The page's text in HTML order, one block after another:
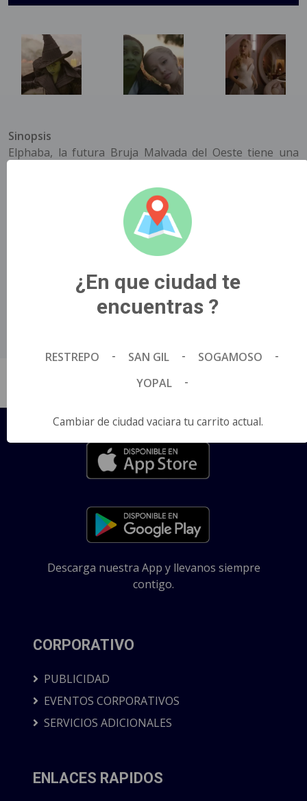
Sinopsis
Elphaba, la futura Bruja Malvada del Oeste tiene una
segunda de una adaptación cinematográfica en dos
partes del musical de Broadway..
Estados Unidos.
Español.
Descarga nuestra App y llevanos siempre
contigo.
CORPORATIVO
PUBLICIDAD
EVENTOS CORPORATIVOS
SERVICIOS ADICIONALES
ENLACES RAPIDOS
¿En que ciudad te
encuentras ?
RESTREPO - SAN GIL - SOGAMOSO -
YOPAL -
Cambiar de ciudad vaciara tu carrito actual.